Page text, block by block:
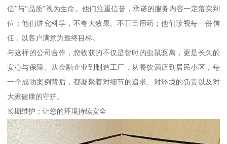
信”与“品质”视为生命。他们注重信誉，承诺的服务内容一定落实到
位；他们讲究科学，不夸大效果、不盲目用药；他们珍视每一份信
任，以客户满意为最终目标。
与这样的公司合作，您收获的不仅是暂时的虫鼠驱离，更是长久的
安心与保障。从金融企业到制造工厂，从餐饮酒店到居民小区，每
一个成功案例背后，都凝聚着对细节的追求、对环境的负责以及对
大家健康的守护。
长期维护：让您的环境持续安全